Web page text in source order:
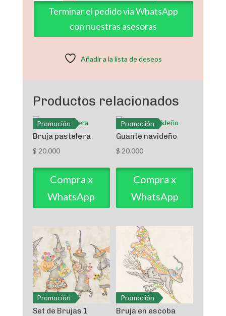
Calabaza
cantidadTerminar el pedido via WhatsApp
con nuestras asesoras
Añadir a la lista de deseos
Productos relacionados
Promoción
Bruja pastelera
$ 20.000
Compra x
WhatsApp
Promoción
Guante navideño
$ 20.000
Compra x
WhatsApp
Promoción
Set de Brujas 1
Promoción
Bruja en escoba